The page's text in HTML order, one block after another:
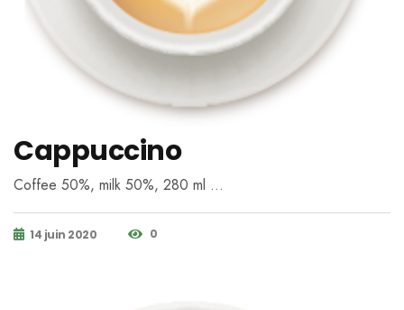
Cappuccino
Coffee 50%, milk 50%, 280 ml …
14 juin 2020 0